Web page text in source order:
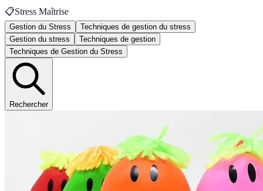
📋Stress Maîtrise
Gestion du Stress
Techniques de gestion du stress
Gestion du stress
Techniques de gestion
Techniques de Gestion du Stress
Rechercher